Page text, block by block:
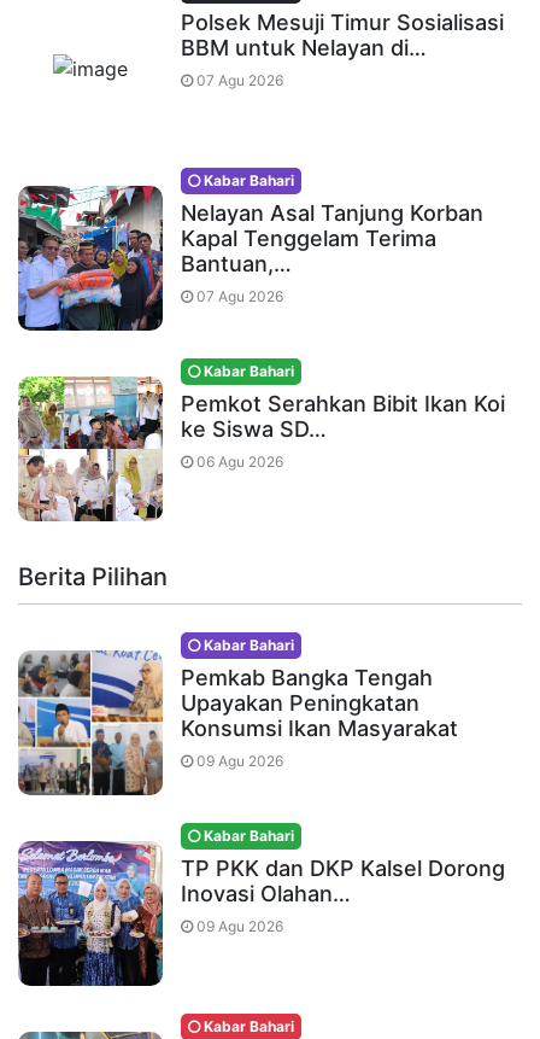
Polsek Mesuji Timur Sosialisasi
BBM untuk Nelayan di…
07 Agu 2026
Kabar Bahari
Nelayan Asal Tanjung Korban
Kapal Tenggelam Terima
Bantuan,…
07 Agu 2026
Kabar Bahari
Pemkot Serahkan Bibit Ikan Koi
ke Siswa SD…
06 Agu 2026
Berita Pilihan
Kabar Bahari
Pemkab Bangka Tengah
Upayakan Peningkatan
Konsumsi Ikan Masyarakat
09 Agu 2026
Kabar Bahari
TP PKK dan DKP Kalsel Dorong
Inovasi Olahan…
09 Agu 2026
Kabar Bahari